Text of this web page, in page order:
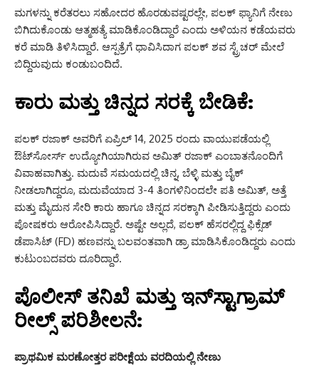
ಮಗಳನ್ನು ಕರೆತರಲು ಸಹೋದರ ಹೊರಡುವಷ್ಟರಲ್ಲೇ, ಪಲಕ್ ಫ್ಯಾನಿಗೆ ನೇಣು
ಬಿಗಿದುಕೊಂಡು ಆತ್ಮಹತ್ಯೆ ಮಾಡಿಕೊಂಡಿದ್ದಾರೆ ಎಂದು ಅಳಿಯನ ಕಡೆಯವರು
ಕರೆ ಮಾಡಿ ತಿಳಿಸಿದ್ದಾರೆ. ಆಸ್ಪತ್ರೆಗೆ ಧಾವಿಸಿದಾಗ ಪಲಕ್ ಶವ ಸ್ಟ್ರೆಚರ್ ಮೇಲೆ
ಬಿದ್ದಿರುವುದು ಕಂಡುಬಂದಿದೆ.
ಕಾರು ಮತ್ತು ಚಿನ್ನದ ಸರಕ್ಕೆ ಬೇಡಿಕೆ:
ಪಲಕ್ ರಜಾಕ್ ಅವರಿಗೆ ಏಪ್ರಿಲ್ 14, 2025 ರಂದು ವಾಯುಪಡೆಯಲ್ಲಿ
ಔಟ್‌ಸೋರ್ಸ್ ಉದ್ಯೋಗಿಯಾಗಿರುವ ಅಮಿತ್ ರಜಾಕ್ ಎಂಬಾತನೊಂದಿಗೆ
ವಿವಾಹವಾಗಿತ್ತು. ಮದುವೆ ಸಮಯದಲ್ಲಿ ಚಿನ್ನ, ಬೆಳ್ಳಿ ಮತ್ತು ಬೈಕ್
ನೀಡಲಾಗಿದ್ದರೂ, ಮದುವೆಯಾದ 3-4 ತಿಂಗಳಿನಿಂದಲೇ ಪತಿ ಅಮಿತ್, ಅತ್ತೆ
ಮತ್ತು ಮೈದುನ ಸೇರಿ ಕಾರು ಹಾಗೂ ಚಿನ್ನದ ಸರಕ್ಕಾಗಿ ಪೀಡಿಸುತ್ತಿದ್ದರು ಎಂದು
ಪೋಷಕರು ಆರೋಪಿಸಿದ್ದಾರೆ. ಅಷ್ಟೇ ಅಲ್ಲದೆ, ಪಲಕ್ ಹೆಸರಲ್ಲಿದ್ದ ಫಿಕ್ಸೆಡ್
ಡೆಪಾಸಿಟ್ (FD) ಹಣವನ್ನು ಬಲವಂತವಾಗಿ ಡ್ರಾ ಮಾಡಿಸಿಕೊಂಡಿದ್ದರು ಎಂದು
ಕುಟುಂಬದವರು ದೂರಿದ್ದಾರೆ.
ಪೊಲೀಸ್ ತನಿಖೆ ಮತ್ತು ಇನ್‌ಸ್ಟಾಗ್ರಾಮ್
ರೀಲ್ಸ್ ಪರಿಶೀಲನೆ:
ಪ್ರಾಥಮಿಕ ಮರಣೋತ್ತರ ಪರೀಕ್ಷೆಯ ವರದಿಯಲ್ಲಿ ನೇಣು